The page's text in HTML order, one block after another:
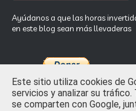
Ayúdanos a que las horas
en este blog sean más llevaderas
Este sitio utiliza cookies de
servicios y analizar su
se comparten con Google,